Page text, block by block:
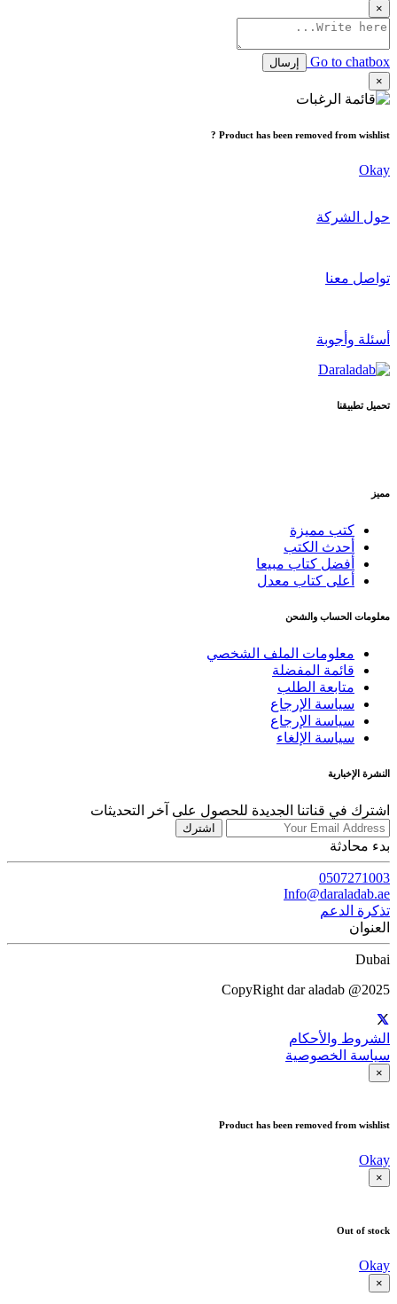
×
Go to chatbox
إرسال
×
Product has been removed from wishlist ?
Okay
حول الشركة
تواصل معنا
أسئلة وأجوبة
تحميل تطبيقنا
مميز
كتب مميزة
أحدث الكتب
أفضل كتاب مبيعا
أعلى كتاب معدل
معلومات الحساب والشحن
معلومات الملف الشخصي
قائمة المفضلة
متابعة الطلب
سياسة الإرجاع
سياسة الإرجاع
سياسة الإلغاء
النشرة الإخبارية
اشترك في قناتنا الجديدة للحصول على آخر التحديثات
اشترك
بدء محادثة
0507271003
Info@daraladab.ae
تذكرة الدعم
العنوان
Dubai
CopyRight dar aladab @2025
الشروط والأحكام
سياسة الخصوصية
×
Product has been removed from wishlist
Okay
×
Out of stock
Okay
×